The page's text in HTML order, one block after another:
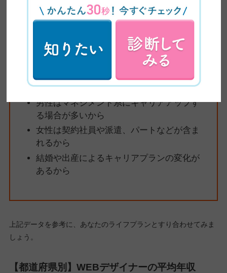
ります。考えられる理由は次のとおりです。
男性はマネジメント系にキャリアアップす
る場合が多いから
女性は契約社員や派遣、パートなどが含ま
れるから
結婚や出産によるキャリアプランの変化が
あるから
上記データを参考に、あなたのライフプランとすり合わせてみま
しょう。
【都道府県別】WEBデザイナーの平均年収